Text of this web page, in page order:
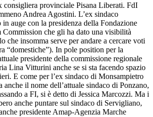
consigliera provinciale Pisana Liberati. FdI
Andrea Agostini. L’ex sindaco
in auge con la presidenza della Fondazione
che gli ha dato una visibilità
che insomma serve per andare a cercare voti
“domestiche”). In pole position per la
presidente della commissione regionale
Lina Vitturini anche se si sta facendo spazio
E come per l’ex sindaco di Monsampietro
anche il nome dell’attuale sindaco di Ponzano,
a FI, si è detto di Jessica Marcozzi. Ma i
anche puntare sul sindaco di Servigliano,
presidente Amap-Agenzia Marche